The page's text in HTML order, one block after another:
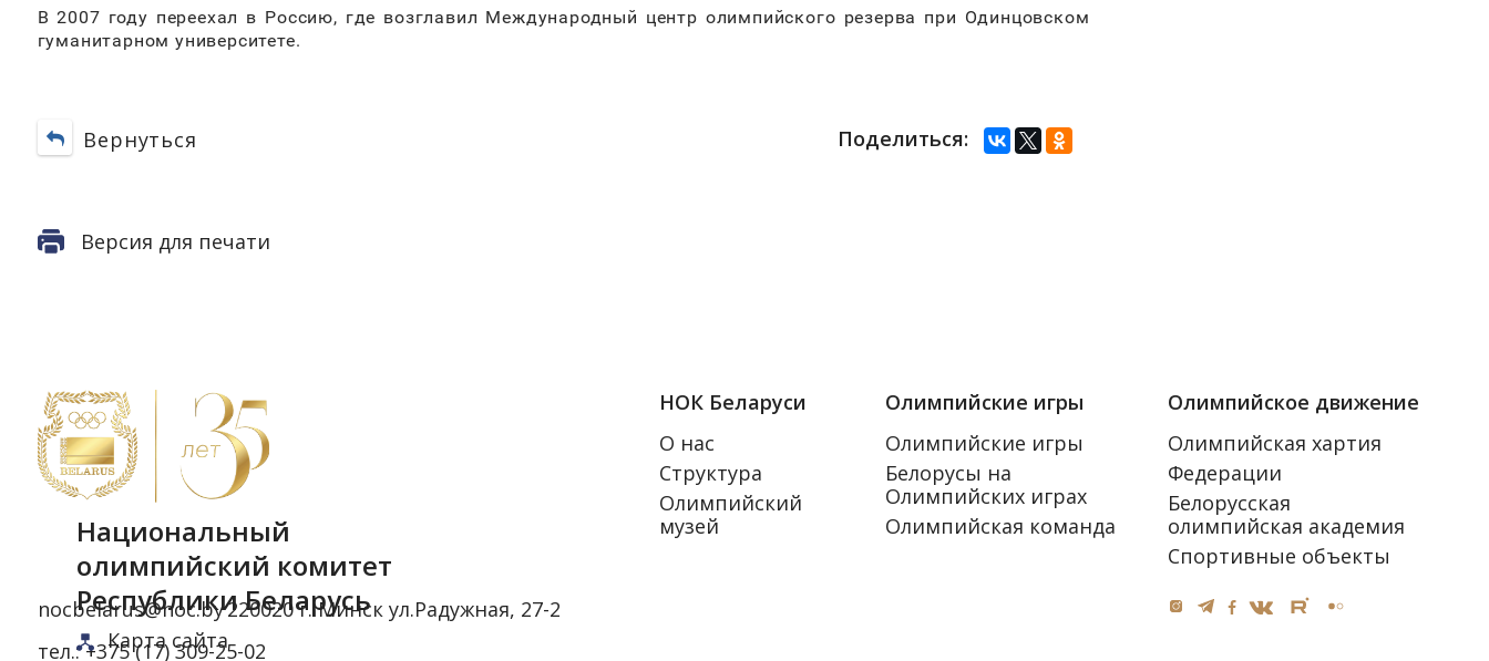
В 2007 году переехал в Россию, где возглавил Международный центр олимпийского резерва при Одинцовском
гуманитарном университете.
Вернуться Поделиться:
Версия для печати
Национальный
олимпийский комитет
Республики Беларусь
Карта сайта
НОК Беларуси
О нас
Структура
Олимпийский
музей
Олимпийские игры
Олимпийские игры
Белорусы на
Олимпийских играх
Олимпийская команда
Олимпийское движение
Олимпийская хартия
Федерации
Белорусская
олимпийская академия
Спортивные объекты
nocbelarus@noc.by220020 г. Минск ул.Радужная, 27-2
тел.:+375 (17) 309-25-02